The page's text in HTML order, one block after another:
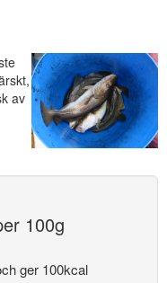
av
100g
ger 100kcal